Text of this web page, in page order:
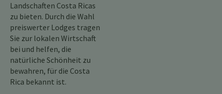
Landschaften Costa Ricas
zu bieten. Durch die Wahl
preiswerter Lodges tragen
Sie zur lokalen Wirtschaft
bei und helfen, die
natürliche Schönheit zu
bewahren, für die Costa
Rica bekannt ist.